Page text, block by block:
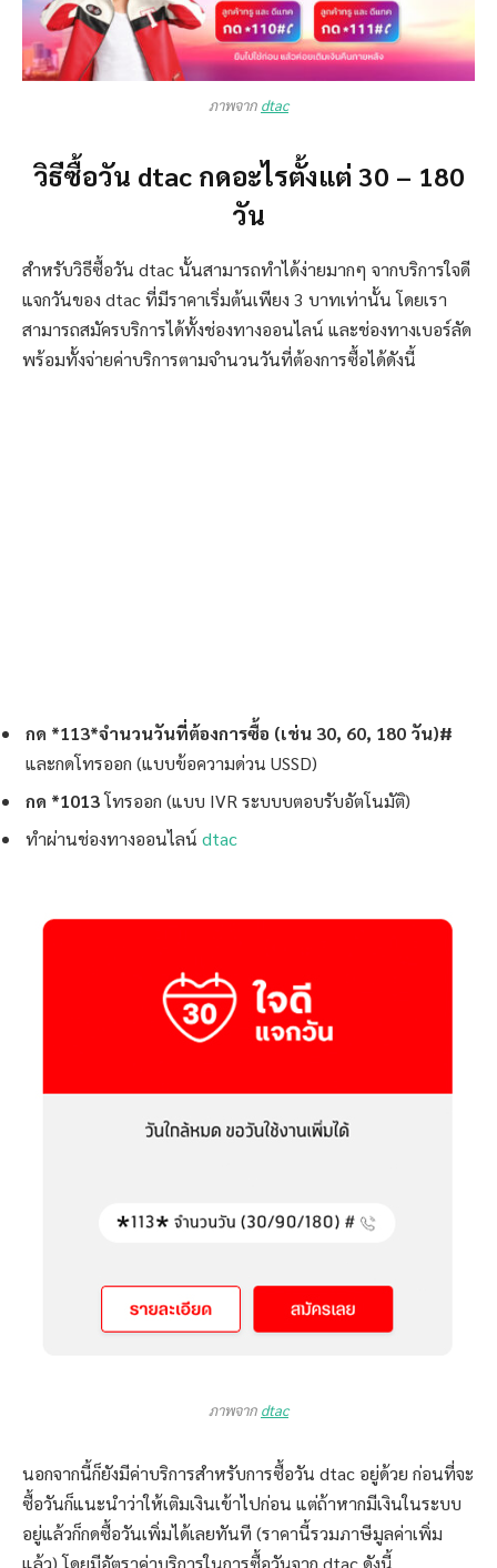
ภาพจาก dtac
วิธีซื้อวัน dtac กดอะไรตั้งแต่ 30 – 180
วัน
สำหรับวิธีซื้อวัน dtac นั้นสามารถทำได้ง่ายมากๆ จากบริการใจดี
แจกวันของ dtac ที่มีราคาเริ่มต้นเพียง 3 บาทเท่านั้น โดยเรา
สามารถสมัครบริการได้ทั้งช่องทางออนไลน์ และช่องทางเบอร์ลัด
พร้อมทั้งจ่ายค่าบริการตามจำนวนวันที่ต้องการซื้อได้ดังนี้
กด *113*จำนวนวันที่ต้องการซื้อ (เช่น 30, 60, 180 วัน)#
และกดโทรออก (แบบข้อความด่วน USSD)
กด *1013โทรออก (แบบ IVR ระบบบตอบรับอัตโนมัติ)
ทำผ่านช่องทางออนไลน์ dtac
ภาพจาก dtac
นอกจากนี้ก็ยังมีค่าบริการสำหรับการซื้อวัน dtac อยู่ด้วย ก่อนที่จะ
ซื้อวันก็แนะนำว่าให้เติมเงินเข้าไปก่อน แต่ถ้าหากมีเงินในระบบ
อยู่แล้วก็กดซื้อวันเพิ่มได้เลยทันที (ราคานี้รวมภาษีมูลค่าเพิ่ม
แล้ว) โดยมีอัตราค่าบริการในการซื้อวันจาก dtac ดังนี้